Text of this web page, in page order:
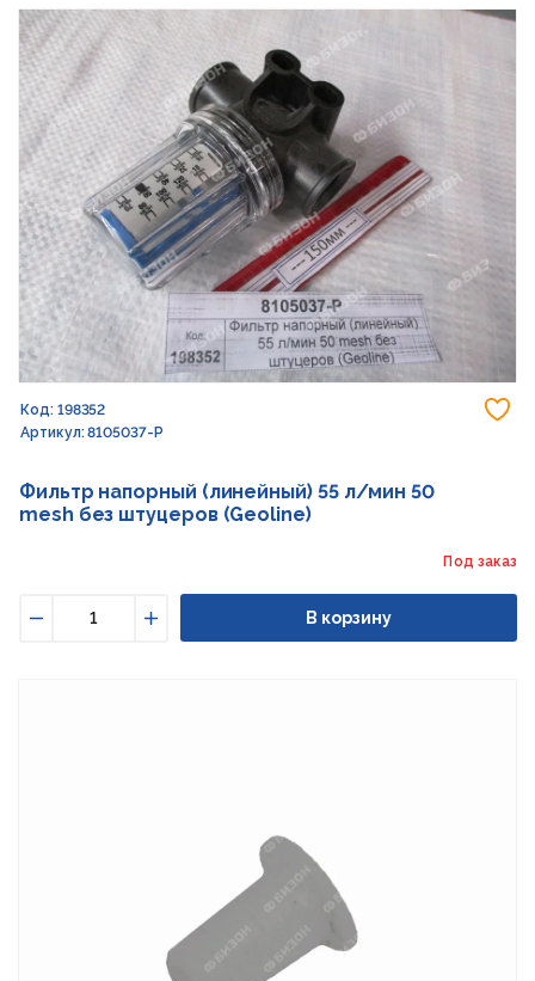
Код: 198352
Артикул: 8105037-P
Фильтр напорный (линейный) 55 л/мин 50
mesh без штуцеров (Geoline)
Под заказ
Увеличить
В корзину